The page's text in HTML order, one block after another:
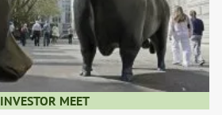
INVESTOR MEET